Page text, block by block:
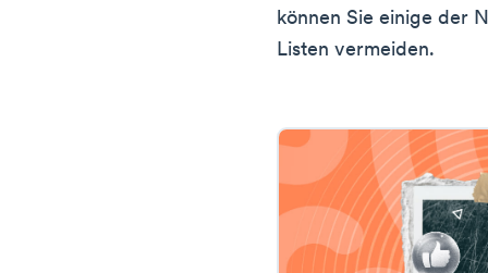
können Sie einige der
Listen vermeiden.